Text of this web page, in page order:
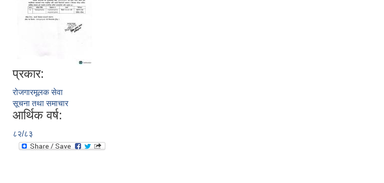
प्रकार:
रोजगारमूलक सेवा
सूचना तथा समाचार
आर्थिक वर्ष:
८२/८३